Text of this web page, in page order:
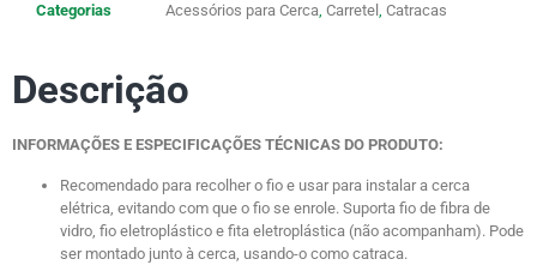
Categorias Acessórios para Cerca, Carretel , Catracas
Descrição
INFORMAÇÕES E ESPECIFICAÇÕES TÉCNICAS DO PRODUTO:
Recomendado para recolher o fio e usar para instalar a cerca
elétrica, evitando com que o fio se enrole. Suporta fio de fibra de
vidro, fio eletroplástico e fita eletroplástica (não acompanham). Pode
ser montado junto à cerca, usando-o como catraca.